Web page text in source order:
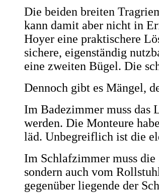
Die beiden breiten
kann damit aber nicht in
Hoyer eine praktischere
sichere, eigenständig
eine zweiten Bügel. Die
Dennoch gibt es Mängel,
Im Badezimmer muss das
werden. Die Monteure
läd. Unbegreiflich ist die
Im Schlafzimmer muss
sondern auch vom
gegenüber liegende der